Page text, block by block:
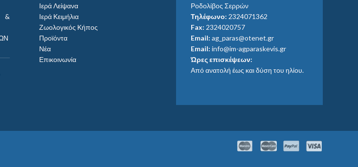
Ιερά Λείψανα
Ιερά Κειμήλια
Ζωολογικός Κήπος
Προϊόντα
Νέα
Επικοινωνία
Ροδολίβος Σερρών
Τηλέφωνο: 2324071362
Fax: 2324020757
Email: ag_paras@otenet.gr
Email: info@im-agparaskevis.gr
Ώρες επισκέψεων:
Από ανατολή έως και δύση του ηλίου.